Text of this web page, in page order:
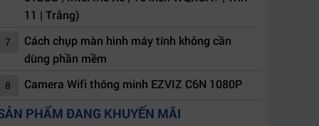
11 | Trắng)
7
Cách chụp màn hình máy tính không cần
dùng phần mềm
8 Camera Wifi thông minh EZVIZ C6N 1080P
PHẨM ĐANG KHUYẾN MÃI